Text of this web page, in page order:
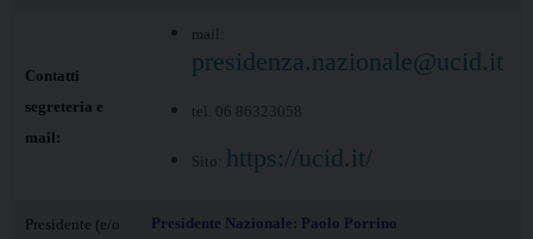
Contatti
segreteria e
mail:
mail:
presidenza.nazionale@ucid.it
tel. 06 86323058
Sito: https://ucid.it/
Presidente (e/o
Presidente Nazionale: Paolo Porrino